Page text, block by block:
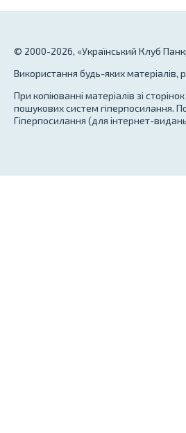
© 2000-2026, «Український Клуб
Використання будь-яких матеріалів,
При копіюванні матеріалів зі
пошукових систем гіперпосилання.
Гіперпосилання (для інтернет-